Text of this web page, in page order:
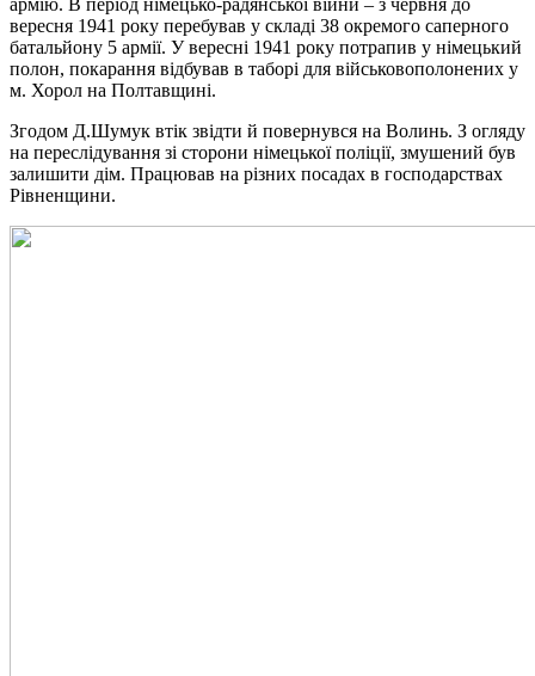
вересня 1941 року перебував у складі 38 окремого саперного
батальйону 5 армії. У вересні 1941 року потрапив у німецький
полон, покарання відбував в таборі для військовополонених у
м. Хорол на Полтавщині.
Згодом Д.Шумук втік звідти й повернувся на Волинь. З огляду
на переслідування зі сторони німецької поліції, змушений був
залишити дім. Працював на різних посадах в господарствах
Рівненщини.